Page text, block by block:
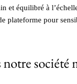
et équilibré à
plateforme pour
société